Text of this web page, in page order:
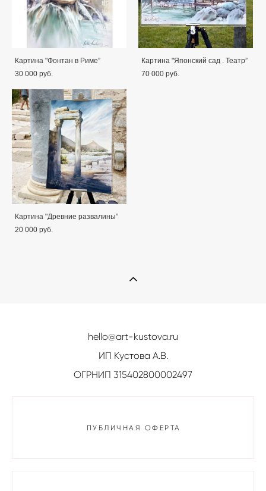
Картина "Фонтан в Риме”
30 000 pуб.
Картина "Японский сад . Театр”
70 000 pуб.
Картина "Древние развалины”
20 000 pуб.
hello@art-kustova.ru
ИП Кустова А.В.
ОГРНИП 315402800002497
ПУБЛИЧНАЯ ОФЕРТА